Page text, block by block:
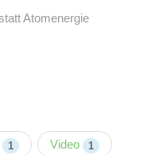
1 Video 1